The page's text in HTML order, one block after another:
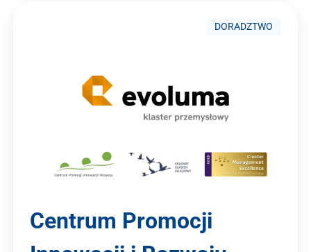
DORADZTWO
Centrum Promocji